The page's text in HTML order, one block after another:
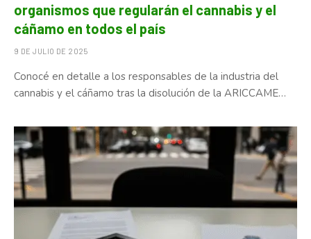
organismos que regularán el cannabis y el
cáñamo en todos el país
9 DE JULIO DE 2025
Conocé en detalle a los responsables de la industria del
cannabis y el cáñamo tras la disolución de la ARICCAME…